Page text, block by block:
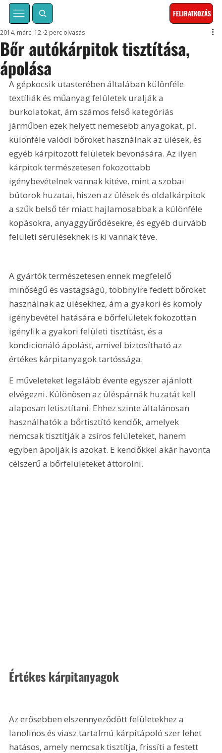
FELIRATKOZÁS
Bőr autókárpitok tisztítása,
ápolása
2014. márc. 12. 2 perc olvasás
A gépkocsik utasterében általában különféle
textíliák és műanyag felületek uralják a
burkolatokat, ám számos felső kategóriás
járműben ezek helyett nemesebb anyagokat, pl.
különféle valódi bőröket használnak az ülések, és
egyéb kárpitozott felületek bevonására. Az ilyen
kárpitok természetesen fokozottabb
igénybevételnek vannak kitéve, mint a szobai
bútorok huzatai, hiszen az ülések és oldalkárpitok
a szűk belső tér miatt hajlamosabbak a különféle
kopásokra, anyaggyűrődésekre, és egyéb durvább
felületi sérüléseknek is ki vannak téve.
A gyártók természetesen ennek megfelelő
minőségű és vastagságú, többnyire fedett bőröket
használnak az ülésekhez, ám a gyakori és komoly
igénybevétel hatására e bőrfelületek fokozottan
igénylik a gyakori felületi tisztítást, és a
kondicionáló ápolást, amivel biztosítható az
értékes kárpitanyagok tartóssága.
E műveleteket legalább évente egyszer ajánlott
elvégezni. Különösen az üléspárnák huzatát kell
alaposan letisztítani. Ehhez szinte általánosan
használhatók a bőrtisztító kendők, amelyek
nemcsak tisztítják a zsíros felületeket, hanem
egyben ápolják is azokat. E kendőkkel akár havonta
célszerű a bőrfelületeket áttörölni.
Értékes kárpitanyagok
Az erősebben elszennyeződött felületekhez a
lanolinos és viasz tartalmú kárpitápoló szer lehet
hatásos, amely nemcsak tisztítja, frissíti a festett